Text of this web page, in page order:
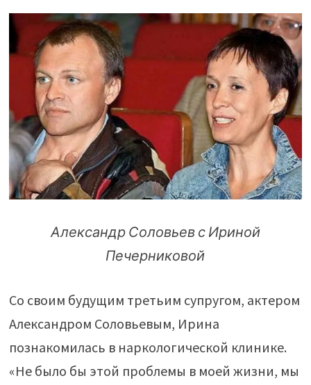
Александр Соловьев с Ириной
Печерниковой
Со своим будущим третьим супругом, актером
Александром Соловьевым, Ирина
познакомилась в наркологической клинике.
«Не было бы этой проблемы в моей жизни, мы